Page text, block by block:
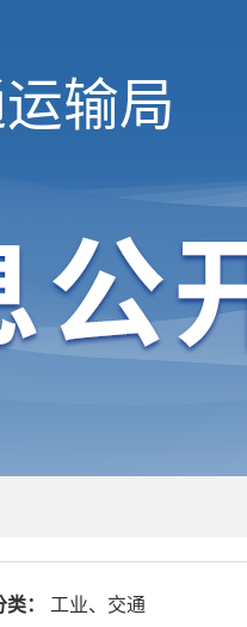
输局
：
工业、交通